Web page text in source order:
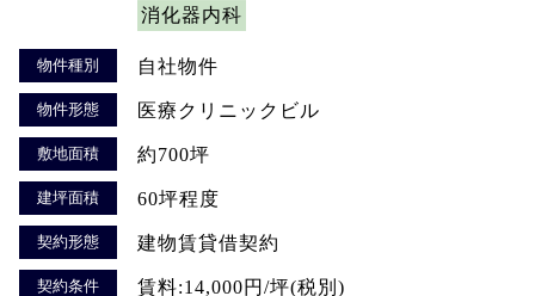
消化器内科
物件種別 自社物件
物件形態 医療クリニックビル
敷地面積 約700坪
建坪面積 60坪程度
契約形態 建物賃貸借契約
契約条件
賃料:14,000円/坪(税別)